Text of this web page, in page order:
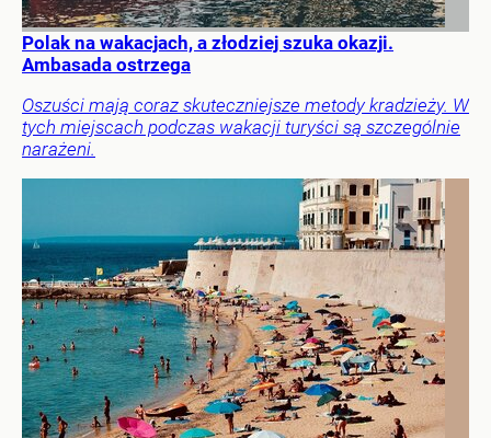
Polak na wakacjach, a złodziej szuka okazji.
Ambasada ostrzega
Oszuści mają coraz skuteczniejsze metody kradzieży. W
tych miejscach podczas wakacji turyści są szczególnie
narażeni.